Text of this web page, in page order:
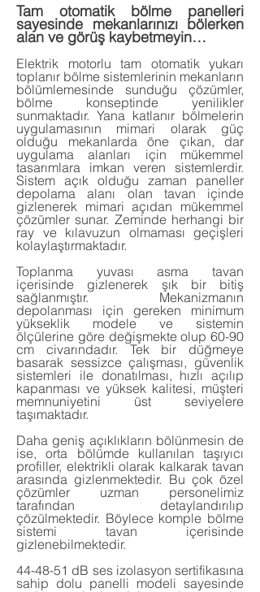
Tam otomatik bölme panelleri
sayesinde mekanlarınızı bölerken
alan ve görüş kaybetmeyin…
Elektrik motorlu tam otomatik yukarı
toplanır bölme sistemlerinin mekanların
bölümlemesinde sunduğu çözümler,
bölme konseptinde yenilikler
sunmaktadır. Yana katlanır bölmelerin
uygulamasının mimari olarak güç
olduğu mekanlarda öne çıkan, dar
uygulama alanları için mükemmel
tasarımlara imkan veren sistemlerdir.
Sistem açık olduğu zaman paneller
depolama alanı olan tavan içinde
gizlenerek mimari açıdan mükemmel
çözümler sunar. Zeminde herhangi bir
ray ve kılavuzun olmaması geçişleri
kolaylaştırmaktadır.
Toplanma yuvası asma tavan
içerisinde gizlenerek şık bir bitiş
sağlanmıştır. Mekanizmanın
depolanması için gereken minimum
yükseklik modele ve sistemin
ölçülerine göre değişmekte olup 60-90
cm civarındadır. Tek bir düğmeye
basarak sessizce çalışması, güvenlik
sistemleri ile donatılması, hızlı açılıp
kapanması ve yüksek kalitesi, müşteri
memnuniyetini üst seviyelere
taşımaktadır.
Daha geniş açıklıkların bölünmesin de
ise, orta bölümde kullanılan taşıyıcı
profiller, elektrikli olarak kalkarak tavan
arasında gizlenmektedir. Bu çok özel
çözümler uzman personelimiz
tarafından detaylandırılıp
çözülmektedir. Böylece komple bölme
sistemi tavan içerisinde
gizlenebilmektedir.
44-48-51 dB ses izolasyon sertifikasına
sahip dolu panelli modeli sayesinde